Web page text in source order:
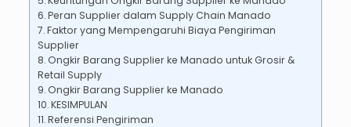
Peran Supplier dalam Supply Chain Manado
Faktor yang Mempengaruhi Biaya Pengiriman
Supplier
Ongkir Barang Supplier ke Manado untuk Grosir &
Retail Supply
Ongkir Barang Supplier ke Manado
KESIMPULAN
Referensi Pengiriman